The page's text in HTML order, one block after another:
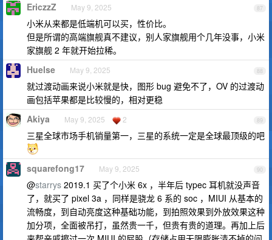
87
EriczzZ May 9, 2025
小米从来都是低端机可以买，性价比。
但是所谓的高端旗舰真不建议，别人家旗舰用个几年没事，小米
家旗舰 2 年就开始拉稀。
88
Huelse May 9, 2025
就过渡动画来说小米就是快，图形 bug 避免不了，OV 的过渡动
画包括苹果都是比较慢的，相对更稳
89
Akiya May 9, 2025 2
三星全球市场手机销量第一，三星的系统一定是全球最顶级的吧
90
squarefong17 May 9, 2025
@starrys 2019.1 买了个小米 6x ，半年后 typec 耳机就没声音
了，就买了 pixel 3a ，同样是骁龙 6 系的 soc ，MIUI 从基本的
流畅度，到自动亮度这种基础功能，到拍照效果到外放效果这种
加分项，全面被吊打，虽然贵一千，但贵有贵的道理。再加上后